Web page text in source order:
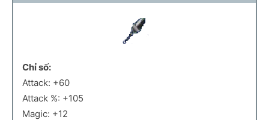
Chỉ số:
Attack: +60
Attack %: +105
Magic: +12